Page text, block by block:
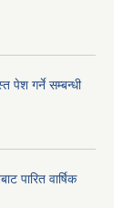
पेश गर्ने सम्बन्धी
पारित वार्षिक